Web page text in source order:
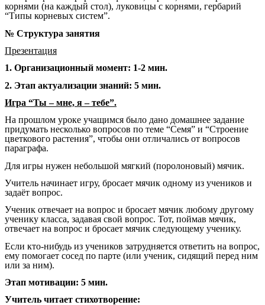
корнями (на каждый стол), луковицы с корнями, гербарий
“Типы корневых систем”.
№ Структура занятия
Презентация
1. Организационный момент: 1-2 мин.
2. Этап актуализации знаний: 5 мин.
Игра “Ты – мне, я – тебе”.
На прошлом уроке учащимся было дано домашнее задание
придумать несколько вопросов по теме “Семя” и “Строение
цветкового растения”, чтобы они отличались от вопросов
параграфа.
Для игры нужен небольшой мягкий (поролоновый) мячик.
Учитель начинает игру, бросает мячик одному из учеников и
задаёт вопрос.
Ученик отвечает на вопрос и бросает мячик любому другому
ученику класса, задавая свой вопрос. Тот, поймав мячик,
отвечает на вопрос и бросает мячик следующему ученику.
Если кто-нибудь из учеников затрудняется ответить на вопрос,
ему помогает сосед по парте (или ученик, сидящий перед ним
или за ним).
Этап мотивации: 5 мин.
Учитель читает стихотворение: